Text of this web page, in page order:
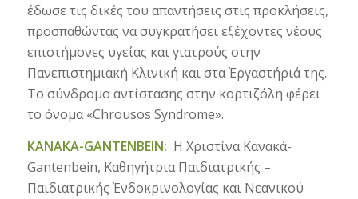
έδωσε τις δικές του απαντήσεις στις προκλήσεις,
προσπαθώντας να συγκρατήσει εξέχοντες νέους
επιστήμονες υγείας και γιατρούς στην
Πανεπιστημιακή Κλινική και στα Έργαστήριά της.
Το σύνδρομο αντίστασης στην κορτιζόλη φέρει
το όνομα «Chrousos Syndrome».
ΚΑΝΑΚΑ-GANTENBEIN: Η Χριστίνα Κανακά-
Gantenbein, Καθηγήτρια Παιδιατρικής –
Παιδιατρικής Ένδοκρινολογίας και Νεανικού